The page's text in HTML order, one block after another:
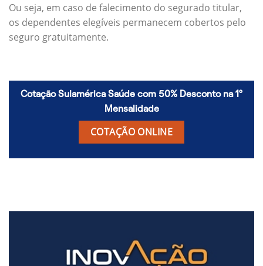
Ou seja, em caso de falecimento do segurado titular,
os dependentes elegíveis permanecem cobertos pelo
seguro gratuitamente.
Cotação Sulamérica Saúde com 50% Desconto na 1º
Mensalidade
COTAÇÃO ONLINE